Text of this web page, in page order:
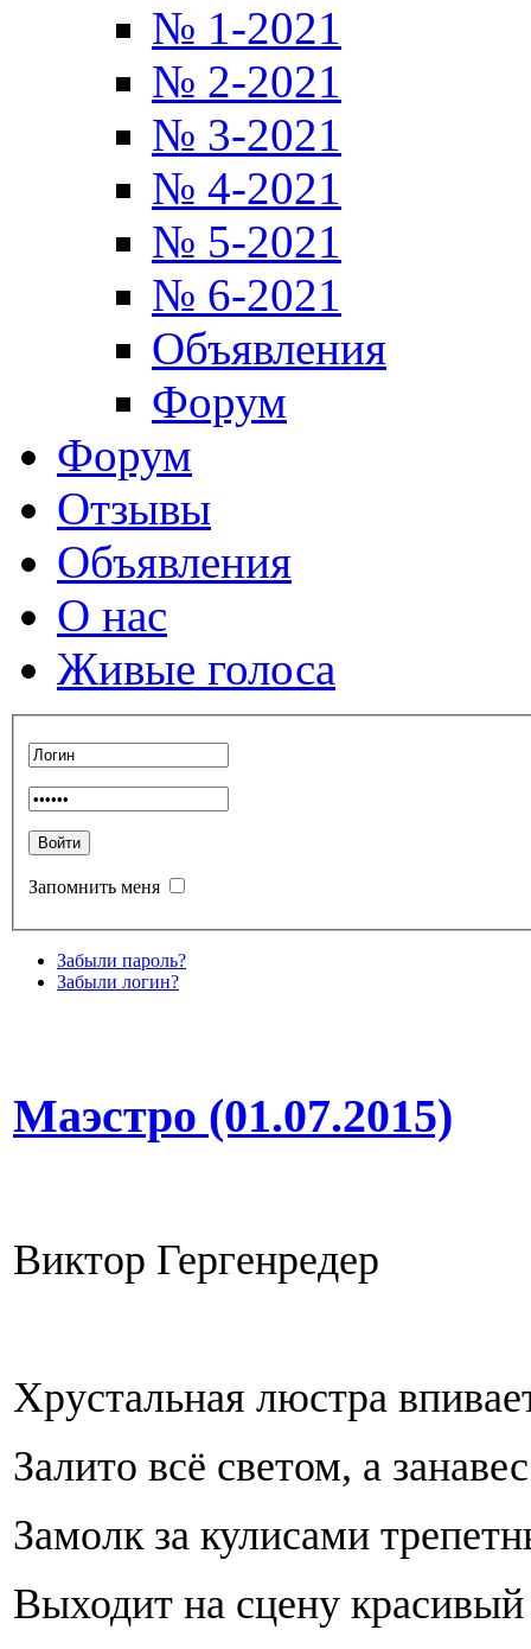
№ 1-2021
№ 2-2021
№ 3-2021
№ 4-2021
№ 5-2021
№ 6-2021
Объявления
Форум
Форум
Отзывы
Объявления
О нас
Живые голоса
Запомнить меня
Забыли пароль?
Забыли логин?
Маэстро (01.07.2015)
Виктор Гергенредер
Хрустальная люстра
Залито всё светом, а
Замолк за кулисами
Выходит на сцену